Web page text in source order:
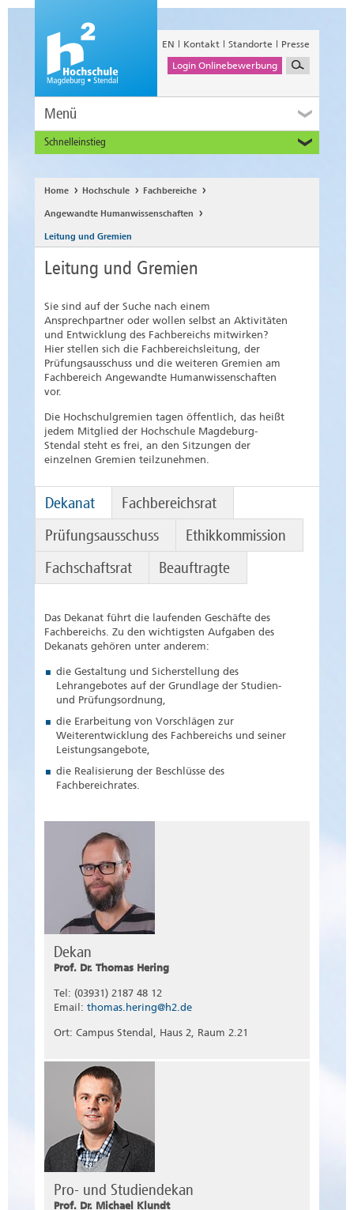
EN Kontakt Standorte
Presse
Login Onlinebewerbung
Menü
Schnelleinstieg
Alumni
Unternehmen und Institutionen
Beschäftigte
International
Home Hochschule Fachbereiche
Angewandte Humanwissenschaften
Leitung und Gremien
Leitung und Gremien
Sie sind auf der Suche nach einem
Ansprechpartner oder wollen selbst an Aktivitäten
und Entwicklung des Fachbereichs mitwirken?
Hier stellen sich die Fachbereichsleitung, der
Prüfungsausschuss und die weiteren Gremien am
Fachbereich Angewandte Humanwissenschaften
vor.
Die Hochschulgremien tagen öffentlich, das heißt
jedem Mitglied der Hochschule Magdeburg-
Stendal steht es frei, an den Sitzungen der
einzelnen Gremien teilzunehmen.
Dekanat
Fachbereichsrat
Prüfungsausschuss
Ethikkommission
Fachschaftsrat
Beauftragte
Das Dekanat führt die laufenden Geschäfte des
Fachbereichs. Zu den wichtigsten Aufgaben des
Dekanats gehören unter anderem:
die Gestaltung und Sicherstellung des
Lehrangebotes auf der Grundlage der Studien-
und Prüfungsordnung,
die Erarbeitung von Vorschlägen zur
Weiterentwicklung des Fachbereichs und seiner
Leistungsangebote,
die Realisierung der Beschlüsse des
Fachbereichrates.
Dekan
Prof. Dr. Thomas Hering
Tel: (03931) 2187 48 12
Email: thomas.hering@h2.de
Ort: Campus Stendal, Haus 2, Raum 2.21
Pro- und Studiendekan
Prof. Dr. Michael Klundt